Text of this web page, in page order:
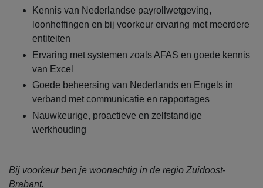
Kennis van Nederlandse payrollwetgeving,
loonheffingen en bij voorkeur ervaring met meerdere
entiteiten
Ervaring met systemen zoals AFAS en goede kennis
van Excel
Goede beheersing van Nederlands en Engels in
verband met communicatie en rapportages
Nauwkeurige, proactieve en zelfstandige
werkhouding
Bij voorkeur ben je woonachtig in de regio Zuidoost-
Brabant.